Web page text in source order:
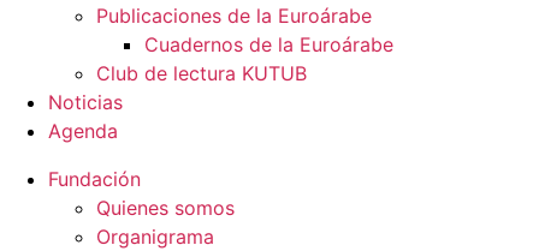
Publicaciones de la Euroárabe
Cuadernos de la Euroárabe
Club de lectura KUTUB
Noticias
Agenda
Fundación
Quienes somos
Organigrama